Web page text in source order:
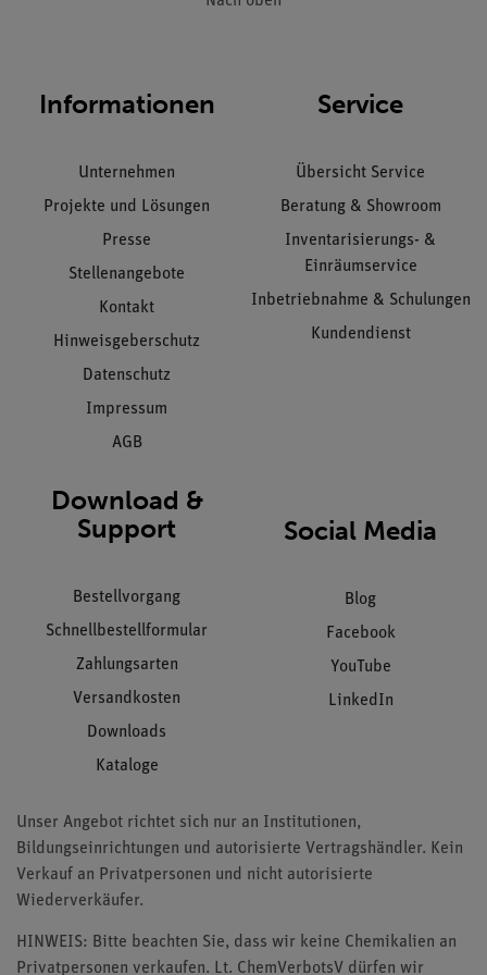
Informationen
Unternehmen
Projekte und Lösungen
Presse
Stellenangebote
Kontakt
Hinweisgeberschutz
Datenschutz
Impressum
AGB
Service
Übersicht Service
Beratung & Showroom
Inventarisierungs- &
Einräumservice
Inbetriebnahme & Schulungen
Kundendienst
Download &
Support
Bestellvorgang
Schnellbestellformular
Zahlungsarten
Versandkosten
Downloads
Kataloge
Social Media
Blog
Facebook
YouTube
LinkedIn
Unser Angebot richtet sich nur an Institutionen,
Bildungseinrichtungen und autorisierte Vertragshändler. Kein
Verkauf an Privatpersonen und nicht autorisierte
Wiederverkäufer.
HINWEIS: Bitte beachten Sie, dass wir keine Chemikalien an
Privatpersonen verkaufen. Lt. ChemVerbotsV dürfen wir